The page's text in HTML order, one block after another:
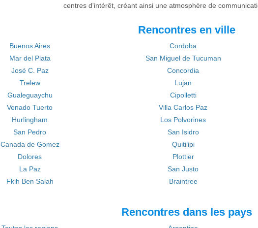
centres d'intérêt, créant ainsi une atmosphère de
Rencontres en ville
Buenos Aires Cordoba
Mar del Plata
San Miguel de Tucuman
José C. Paz
Concordia
Trelew
Lujan
Gualeguaychu
Cipolletti
Venado Tuerto
Villa Carlos Paz
Hurlingham
Los Polvorines
San Pedro
San Isidro
Canada de Gomez
Quitilipi
Dolores
Plottier
La Paz
San Justo
Fkih Ben Salah
Braintree
Rencontres dans les pays